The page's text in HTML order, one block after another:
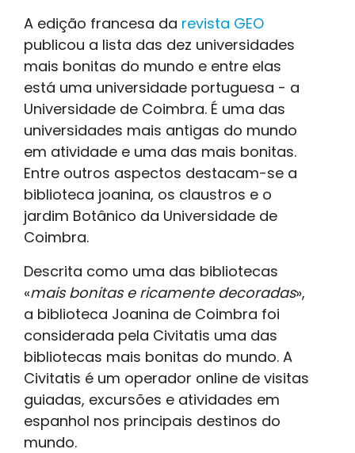
A edição francesa da revista GEO
publicou a lista das dez universidades
mais bonitas do mundo e entre elas
está uma universidade portuguesa - a
Universidade de Coimbra. É uma das
universidades mais antigas do mundo
em atividade e uma das mais bonitas.
Entre outros aspectos destacam-se a
biblioteca joanina, os claustros e o
jardim Botânico da Universidade de
Coimbra.
Descrita como uma das bibliotecas
«mais bonitas e ricamente decoradas»,
a biblioteca Joanina de Coimbra foi
considerada pela Civitatis uma das
bibliotecas mais bonitas do mundo. A
Civitatis é um operador online de visitas
guiadas, excursões e atividades em
espanhol nos principais destinos do
mundo.